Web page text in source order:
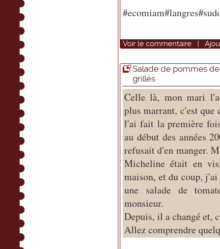
Voir le commentaire |
Salade de pommes
grillés
Celle là, mon mari
plus marrant, c'est que
l'ai fait la première
au début des années
refusait d'en manger.
Micheline était en
maison, et du coup,
une salade de
monsieur.
Depuis, il a changé et,
Allez comprendre